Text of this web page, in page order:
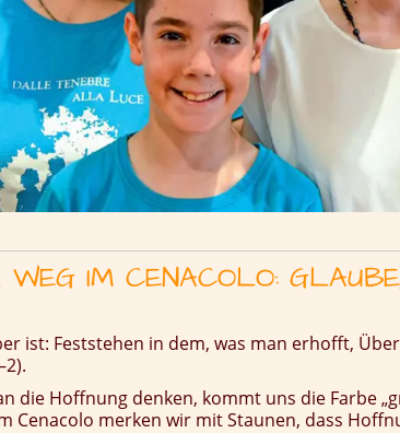
WEG IM CENACOLO:
ist: Feststehen in dem, was man erhofft,
die Hoffnung denken, kommt uns die Farbe
Cenacolo merken wir mit Staunen, dass